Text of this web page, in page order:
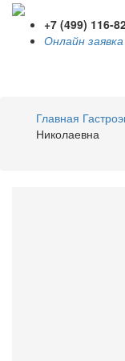
+7 (499) 116-
Онлайн заявка
Главная
Николаевна